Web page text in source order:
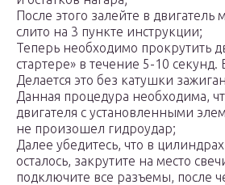
После этого залейте в двигатель
слито на 3 пункте инструкции;
Теперь необходимо прокрутить
стартере» в течение 5-10
Делается это без катушки
Данная процедура необходима,
двигателя с установленными
не произошел гидроудар;
Далее убедитесь, что в
осталось, закрутите на место
подключите все разъемы, после